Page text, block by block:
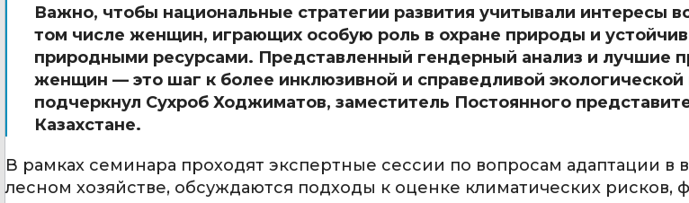
Важно, чтобы национальные стратегии развития учитывали интересы
том числе женщин, играющих особую роль в охране природы и
природными ресурсами. Представленный гендерный анализ и лучшие
женщин — это шаг к более инклюзивной и справедливой
подчеркнул Сухроб Ходжиматов, заместитель Постоянного
Казахстане.
В рамках семинара проходят экспертные сессии по вопросам адаптации в
лесном хозяйстве, обсуждаются подходы к оценке климатических рисков,